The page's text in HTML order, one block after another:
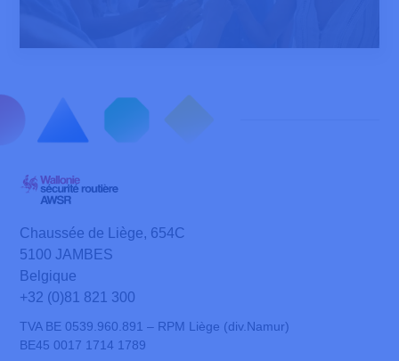
Chaussée de Liège, 654C
5100 JAMBES
Belgique
+32 (0)81 821 300
TVA BE 0539.960.891 – RPM Liège (div.Namur)
BE45 0017 1714 1789